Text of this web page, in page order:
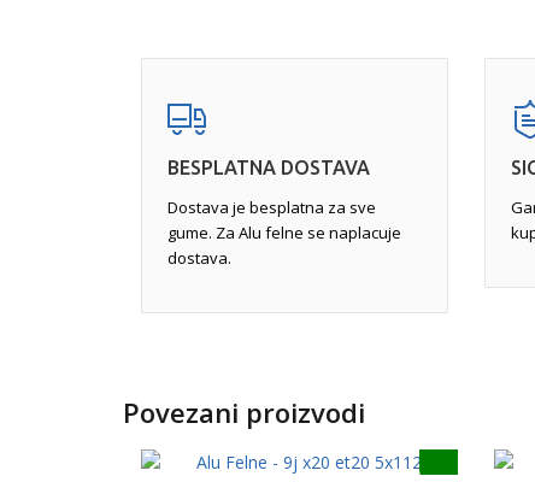
ciljem stvaranja savršene završnice, mašinsku
na određenoj temperaturi.
BESPLATNA DOSTAVA
Dostava je besplatna za sve
gume. Za Alu felne se naplacuje
dostava.
Povezani proizvodi